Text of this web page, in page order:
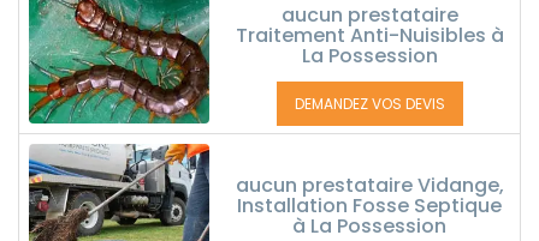
aucun prestataire
Traitement Anti-Nuisibles à
La Possession
DEMANDEZ VOS DEVIS
aucun prestataire Vidange,
Installation Fosse Septique
à La Possession